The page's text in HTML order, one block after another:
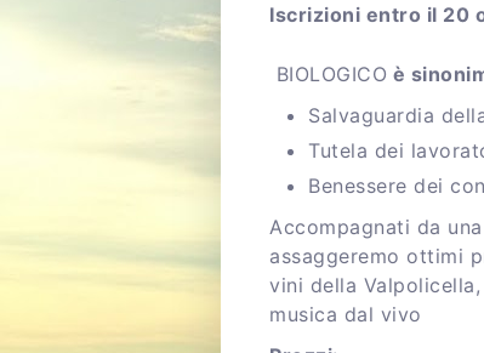
Iscrizioni entro il 20
BIOLOGICO è
Salvaguardia
Tutela dei
Benessere dei
Accompagnati da
assaggeremo ottimi
vini della
musica dal vivo